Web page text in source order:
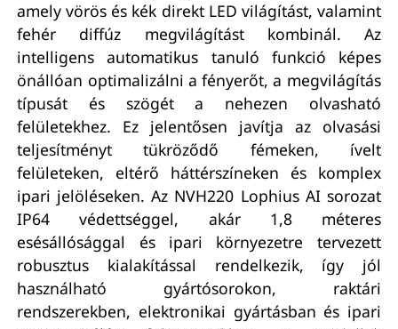
amely vörös és kék direkt LED világítást, valamint
fehér diffúz megvilágítást kombinál. Az
intelligens automatikus tanuló funkció képes
önállóan optimalizálni a fényerőt, a megvilágítás
típusát és szögét a nehezen olvasható
felületekhez. Ez jelentősen javítja az olvasási
teljesítményt tükröződő fémeken, ívelt
felületeken, eltérő háttérszíneken és komplex
ipari jelöléseken. Az NVH220 Lophius AI sorozat
IP64 védettséggel, akár 1,8 méteres
esésállósággal és ipari környezetre tervezett
robusztus kialakítással rendelkezik, így jól
használható gyártósorokon, raktári
rendszerekben, elektronikai gyártásban és ipari